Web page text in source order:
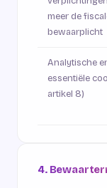
meer de
bewaarplicht
Analytische
essentiële
artikel 8)
4.